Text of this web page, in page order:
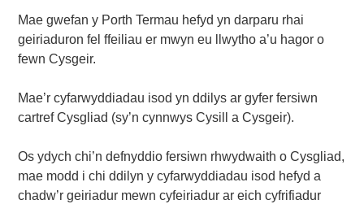
Mae gwefan y Porth Termau hefyd yn darparu rhai
geiriaduron fel ffeiliau er mwyn eu llwytho a’u hagor o
fewn Cysgeir.
Mae’r cyfarwyddiadau isod yn ddilys ar gyfer fersiwn
cartref Cysgliad (sy’n cynnwys Cysill a Cysgeir).
Os ydych chi’n defnyddio fersiwn rhwydwaith o Cysgliad,
mae modd i chi ddilyn y cyfarwyddiadau isod hefyd a
chadw’r geiriadur mewn cyfeiriadur ar eich cyfrifiadur